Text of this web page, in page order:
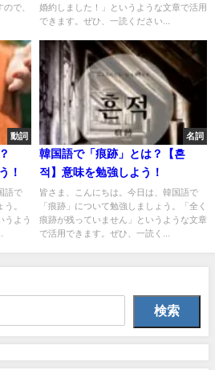
で、
婚約しました！」というような文章で活用
できます。ぜひ、一読ください...
動詞
！
語で
。
うよう
名詞
韓国語で「痕跡」とは？【흔
적】意味を勉強しよう！
皆さま、こんにちは。今日は、韓国語で
「痕跡」について勉強しましょう。「全く
痕跡が残っていません」というような文章
で活用できます。ぜひ、一読く...
検索